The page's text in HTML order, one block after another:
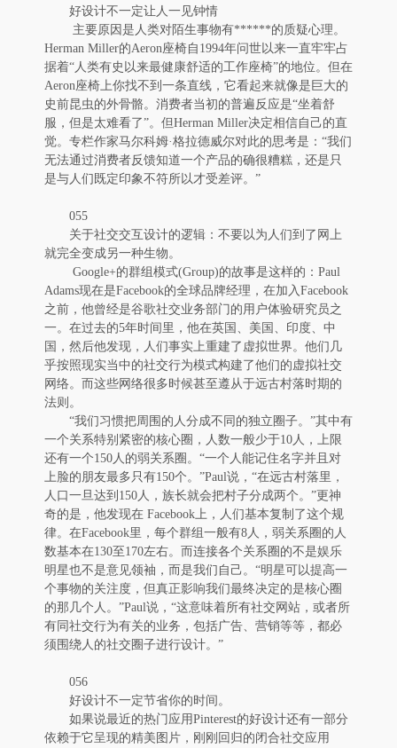
好设计不一定让人一见钟情
主要原因是人类对陌生事物有******的质疑心理。
Herman Miller的Aeron座椅自1994年问世以来一直牢牢占
据着“人类有史以来最健康舒适的工作座椅”的地位。但在
Aeron座椅上你找不到一条直线，它看起来就像是巨大的
史前昆虫的外骨骼。消费者当初的普遍反应是“坐着舒
服，但是太难看了”。但Herman Miller决定相信自己的直
觉。专栏作家马尔科姆·格拉德威尔对此的思考是：“我们
无法通过消费者反馈知道一个产品的确很糟糕，还是只
是与人们既定印象不符所以才受差评。”
055
关于社交交互设计的逻辑：不要以为人们到了网上
就完全变成另一种生物。
Google+的群组模式(Group)的故事是这样的：Paul
Adams现在是Facebook的全球品牌经理，在加入Facebook
之前，他曾经是谷歌社交业务部门的用户体验研究员之
一。在过去的5年时间里，他在英国、美国、印度、中
国，然后他发现，人们事实上重建了虚拟世界。他们几
乎按照现实当中的社交行为模式构建了他们的虚拟社交
网络。而这些网络很多时候甚至遵从于远古村落时期的
法则。
“我们习惯把周围的人分成不同的独立圈子。”其中有
一个关系特别紧密的核心圈，人数一般少于10人，上限
还有一个150人的弱关系圈。“一个人能记住名字并且对
上脸的朋友最多只有150个。”Paul说，“在远古村落里，
人口一旦达到150人，族长就会把村子分成两个。”更神
奇的是，他发现在 Facebook上，人们基本复制了这个规
律。在Facebook里，每个群组一般有8人，弱关系圈的人
数基本在130至170左右。而连接各个关系圈的不是娱乐
明星也不是意见领袖，而是我们自己。“明星可以提高一
个事物的关注度，但真正影响我们最终决定的是核心圈
的那几个人。”Paul说，“这意味着所有社交网站，或者所
有同社交行为有关的业务，包括广告、营销等等，都必
须围绕人的社交圈子进行设计。”
056
好设计不一定节省你的时间。
如果说最近的热门应用Pinterest的好设计还有一部分
依赖于它呈现的精美图片，刚刚回归的闭合社交应用